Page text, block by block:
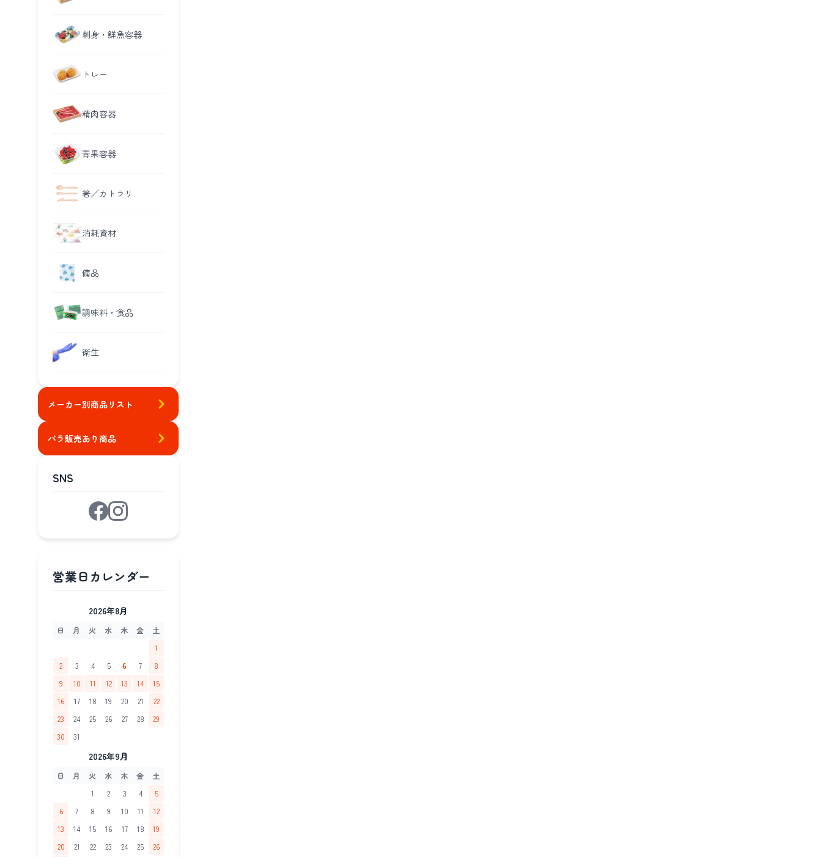
刺身・鮮魚容器
トレー
精肉容器
青果容器
箸／カトラリ
消耗資材
備品
調味料・食品
衛生
メーカー別商品リスト
バラ販売あり商品
SNS
2026年8月
日 月 火 水 木 金
土
1
2
3 4 5 6 7
8
9
10 11 12 13 14
15
16
17 18 19 20 21
22
23
24 25 26 27 28
29
30
31
2026年9月
日 月 火 水 木 金
土
1
2 3 4
5
6
7 8 9 10 11
12
13
14 15 16 17 18
19
20
21 22 23 24 25
26